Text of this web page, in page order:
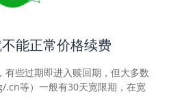
能正常价格续费
有些过期即进入赎回期，但大多数
等）一般有30天宽限期，在宽